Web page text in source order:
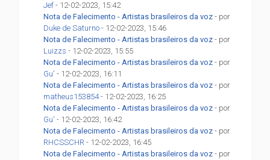
Jef - 12-02-2023, 15:42
Nota de Falecimento - Artistas brasileiros da voz - por
Duke de Saturno - 12-02-2023, 15:46
Nota de Falecimento - Artistas brasileiros da voz - por
Luizzs - 12-02-2023, 15:55
Nota de Falecimento - Artistas brasileiros da voz - por
Gu' - 12-02-2023, 16:11
Nota de Falecimento - Artistas brasileiros da voz - por
matheus153854- 12-02-2023, 16:25
Nota de Falecimento - Artistas brasileiros da voz - por
Gu' - 12-02-2023, 16:42
Nota de Falecimento - Artistas brasileiros da voz - por
RHCSSCHR - 12-02-2023, 16:45
Nota de Falecimento - Artistas brasileiros da voz - por